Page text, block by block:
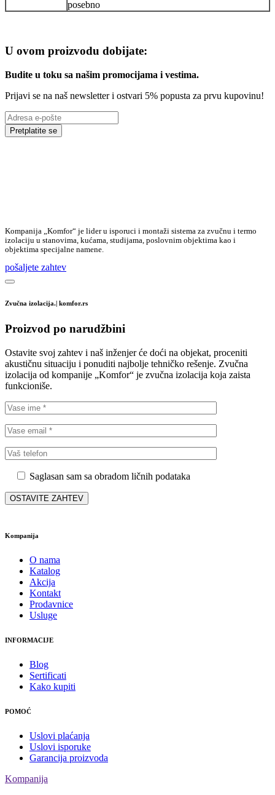
posebno
U ovom proizvodu dobijate:
Budite u toku sa našim promocijama i vestima.
Prijavi se na naš newsletter i ostvari 5% popusta za prvu kupovinu!
Pretplatite se
Kompanija „Komfor“ je lider u isporuci i montaži sistema za zvučnu i termo
izolaciju u stanovima, kućama, studijama, poslovnim objektima kao i
objektima specijalne namene.
pošaljete zahtev
Zvučna izolacija.| komfor.rs
Proizvod po narudžbini
Ostavite svoj zahtev i naš inženjer će doći na objekat, proceniti
akustičnu situaciju i ponuditi najbolje tehničko rešenje. Zvučna
izolacija od kompanije „Komfor“ je zvučna izolacija koja zaista
funkcioniše.
Saglasan sam sa obradom ličnih podataka
Kompanija
O nama
Katalog
Akcija
Kontakt
Prodavnice
Usluge
INFORMACIJE
Blog
Sertificati
Kako kupiti
POMOĆ
Uslovi plaćanja
Uslovi isporuke
Garancija proizvoda
Kompanija